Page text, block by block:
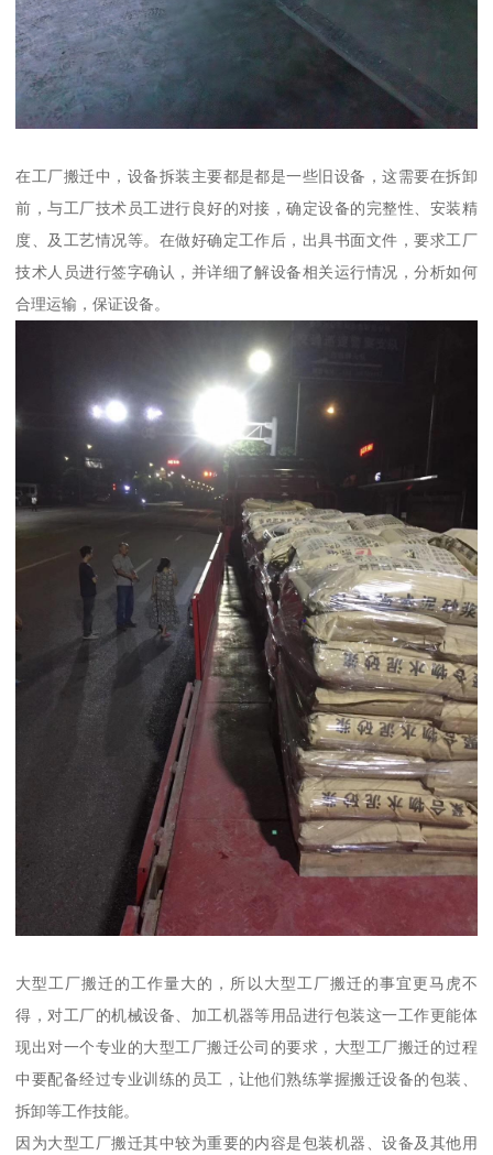
在工厂搬迁中，设备拆装主要都是都是一些旧设备，这需要在拆卸
前，与工厂技术员工进行良好的对接，确定设备的完整性、安装精
度、及工艺情况等。在做好确定工作后，出具书面文件，要求工厂
技术人员进行签字确认，并详细了解设备相关运行情况，分析如何
合理运输，保证设备。
大型工厂搬迁的工作量大的，所以大型工厂搬迁的事宜更马虎不
得，对工厂的机械设备、加工机器等用品进行包装这一工作更能体
现出对一个专业的大型工厂搬迁公司的要求，大型工厂搬迁的过程
中要配备经过专业训练的员工，让他们熟练掌握搬迁设备的包装、
拆卸等工作技能。
因为大型工厂搬迁其中较为重要的内容是包装机器、设备及其他用